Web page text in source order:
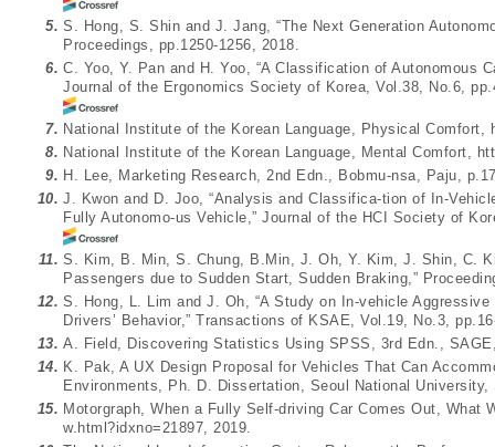
5. S. Hong, S. Shin and J. Jang, “The Next Generation
Proceedings, pp.1250-1256, 2018.
6. C. Yoo, Y. Pan and H. Yoo, “A Classification of Autonomous
Journal of the Ergonomics Society of Korea, Vol.38, No.6,
7. National Institute of the Korean Language, Physical Comfort,
8. National Institute of the Korean Language, Mental Comfort,
9. H. Lee, Marketing Research, 2nd Edn., Bobmu-nsa, Paju,
10. J. Kwon and D. Joo, “Analysis and Classifica-tion of In-
Fully Autonomo-us Vehicle,” Journal of the HCI Society of
11. S. Kim, B. Min, S. Chung, B.Min, J. Oh, Y. Kim, J. Shin, C.
Passengers due to Sudden Start, Sudden Braking,”
12. S. Hong, L. Lim and J. Oh, “A Study on In-vehicle
Drivers’ Behavior,” Transactions of KSAE, Vol.19, No.3,
13. A. Field, Discovering Statistics Using SPSS, 3rd Edn.,
14. K. Pak, A UX Design Proposal for Vehicles That Can
Environments, Ph. D. Dissertation, Seoul National University,
15. Motorgraph, When a Fully Self-driving Car Comes Out, What
w.html?idxno=21897, 2019.